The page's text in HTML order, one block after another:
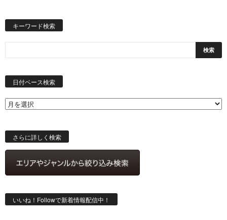
キーワード検索
日付ベース検索
索
さらに詳しく検索
いいね！Followで新着情報配信中！